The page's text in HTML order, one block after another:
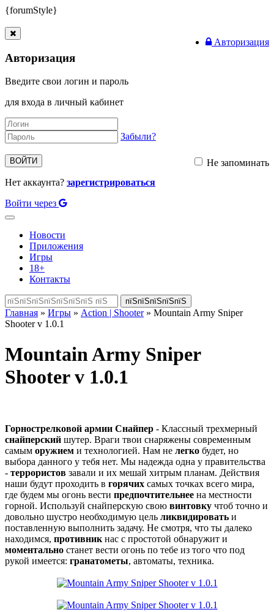
{forumStyle}
Авторизация
Авторизация
Введите свои логин и пароль
для входа в личный кабинет
Забыли?
ВОЙТИ
Не запоминать
Нет аккаунта? зарегистрироваться
Войти через
Toggle
navigationНовости
Приложения
Игры
18+
Контакты
Главная » Игры » Action | Shooter» Mountain Army Sniper
Shooter v 1.0.1
Mountain Army Sniper
Shooter v 1.0.1
Горнострелковой армии Снайпер - Классный трехмерный
снайперский шутер. Враги твои снаряжены современным
самым оружием и технологией. Нам не легко будет, но
выбора данного у тебя нет. Мы надежда одна у правительства
- террористов завали и их мешай хитрым планам. Действия
наши будут проходить в горячих самых точках всего мира,
где будем мы огонь вести предпочтительнее на местности
горной. Используй снайперскую свою винтовку чтоб точно и
довольно шустро необходимую цель ликвидировать и
поставленную выполнить задачу. Не смотря, что ты далеко
находимся, противник нас с простотой обнаружит и
моментально станет вести огонь по тебе из того что под
рукой имеется: гранатометы, автоматы, техника.